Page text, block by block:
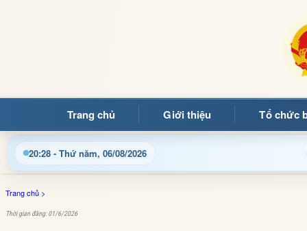
Trang chủ Giới thiệu Tổ chức
20:28 - Thứ năm, 06/08/2026
Chào mừng quý bạn đọc đến với Trang thông tin điện tử xã
Trang chủ >
Thời gian đăng: 01/6/2026